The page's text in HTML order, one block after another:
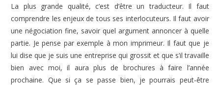
La plus grande qualité, c’est d’être un traducteur. Il faut
comprendre les enjeux de tous ses interlocuteurs. Il faut avoir
une négociation fine, savoir quel argument annoncer à quelle
partie. Je pense par exemple à mon imprimeur. Il faut que je
lui dise que je suis une entreprise qui grossit et que s’il travaille
bien avec moi, il aura plus de brochures à faire l’année
prochaine. Que si ça se passe bien, je pourrais peut-être